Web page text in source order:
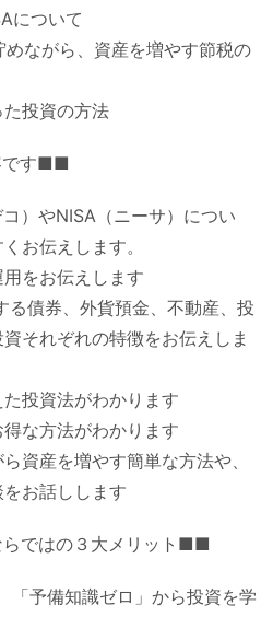
について
めながら、資産を増やす節税の
投資の方法
です■■
）やNISA（ニーサ）につい
お伝えします。
用をお伝えします
る債券、外貨預金、不動産、投
それぞれの特徴をお伝えしま
た投資法がわかります
得な方法がわかります
資産を増やす簡単な方法や、
お話しします
ではの３大メリット■■
「予備知識ゼロ」から投資を学